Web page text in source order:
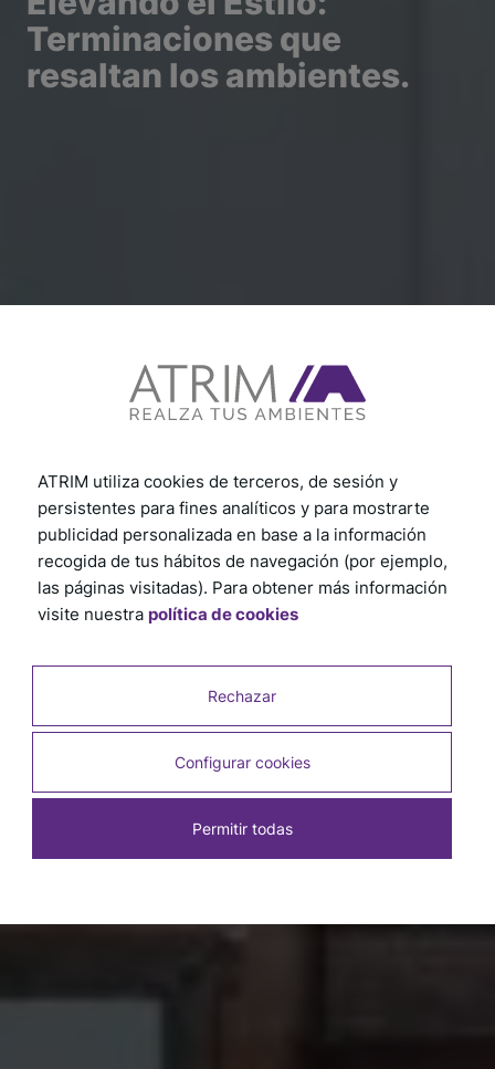
Terminaciones que
resaltan los ambientes.
ATRIM utiliza cookies de terceros, de sesión y
persistentes para fines analíticos y para mostrarte
publicidad personalizada en base a la información
recogida de tus hábitos de navegación (por ejemplo,
las páginas visitadas). Para obtener más información
visite nuestra política de cookies
Rechazar
Configurar cookies
Permitir todas